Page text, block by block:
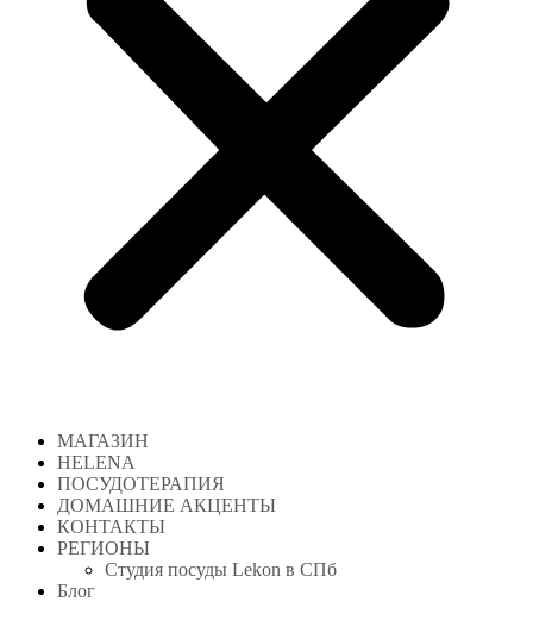
МАГАЗИН
HELENA
ПОСУДОТЕРАПИЯ
ДОМАШНИЕ АКЦЕНТЫ
КОНТАКТЫ
РЕГИОНЫ
Студия посуды Lekon в СПб
Блог